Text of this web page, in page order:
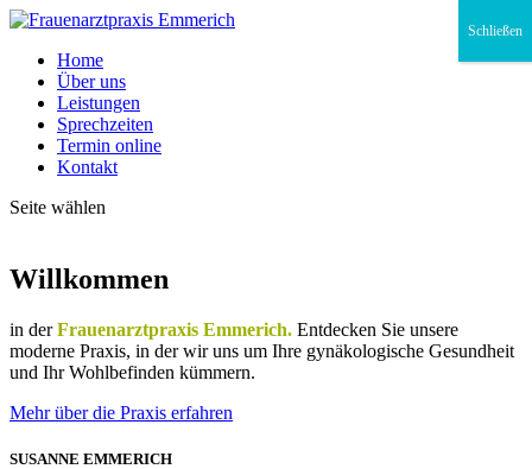
Home
Über uns
Leistungen
Sprechzeiten
Termin online
Kontakt
Seite wählen
Willkommen
in derFrauenarztpraxis Emmerich. Entdecken Sie unsere
moderne Praxis, in der wir uns um Ihre gynäkologische Gesundheit
und Ihr Wohlbefinden kümmern.
Mehr über die Praxis erfahren
SUSANNE EMMERICH
Schließen